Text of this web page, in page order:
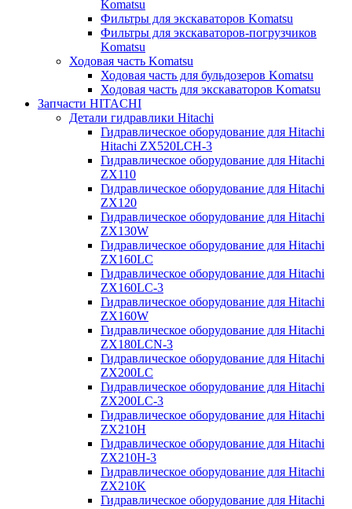
Komatsu
Фильтры для экскаваторов Komatsu
Фильтры для экскаваторов-погрузчиков
Komatsu
Ходовая часть Komatsu
Ходовая часть для бульдозеров Komatsu
Ходовая часть для экскаваторов Komatsu
Запчасти HITACHI
Детали гидравлики Hitachi
Гидравлическое оборудование для Hitachi
Hitachi ZX520LCH-3
Гидравлическое оборудование для Hitachi
ZX110
Гидравлическое оборудование для Hitachi
ZX120
Гидравлическое оборудование для Hitachi
ZX130W
Гидравлическое оборудование для Hitachi
ZX160LC
Гидравлическое оборудование для Hitachi
ZX160LC-3
Гидравлическое оборудование для Hitachi
ZX160W
Гидравлическое оборудование для Hitachi
ZX180LCN-3
Гидравлическое оборудование для Hitachi
ZX200LC
Гидравлическое оборудование для Hitachi
ZX200LC-3
Гидравлическое оборудование для Hitachi
ZX210H
Гидравлическое оборудование для Hitachi
ZX210H-3
Гидравлическое оборудование для Hitachi
ZX210K
Гидравлическое оборудование для Hitachi